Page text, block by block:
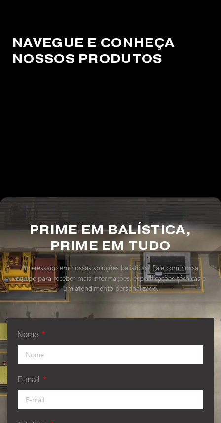
NAVEGUE E CONHEÇA
NOSSOS PRODUTOS
PRIME EM BALÍSTICA,
PRIME EM TUDO
Interessado em nossas soluções balísticas? Fale com nossa
equipepara receber mais informações, especificações técnicas e
um atendimento personalizado.
Nome
E-mail